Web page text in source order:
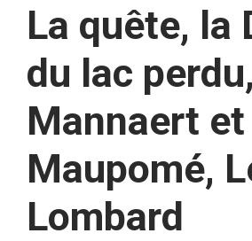
La quête, la
du lac perdu,
Mannaert et
Maupomé,
Lombard